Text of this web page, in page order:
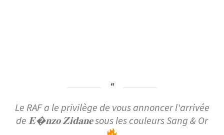
Le RAF a le privilège de vous annoncer l'arrivée
de 𝐄𝐧𝐳𝐨 𝐙𝐢𝐝𝐚𝐧𝐞 sous les couleurs Sang & Or